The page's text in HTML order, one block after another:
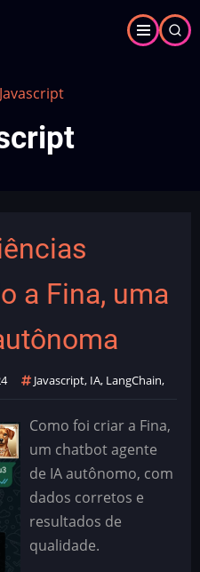
Javascript
a Fina, uma
Javascript, IA, LangChain,
Como foi criar a Fina,
um chatbot agente
de IA autônomo, com
dados corretos e
resultados de
qualidade.